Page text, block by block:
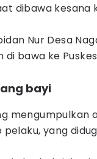
dibawa
Nur Desa
bawa ke
bayi
mengumpulkan
yang